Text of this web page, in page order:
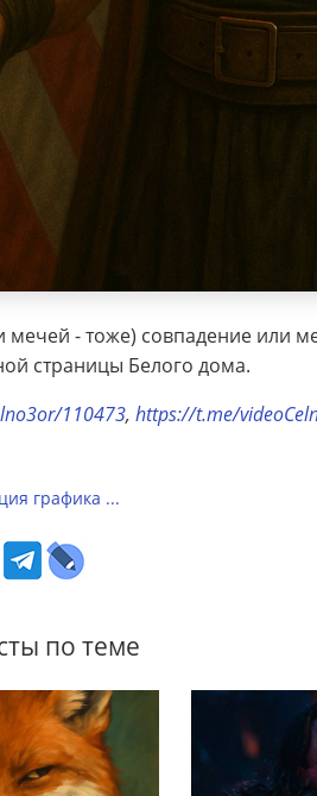
мечей - тоже) совпадение или
страницы Белого дома.
110473, https://t.me/
графика ...
по теме